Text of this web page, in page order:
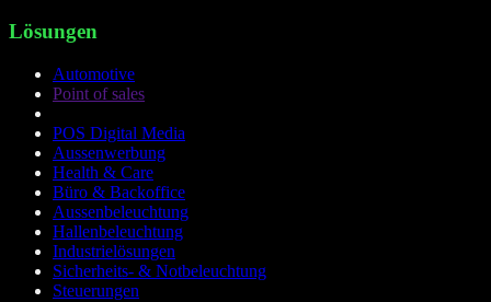
Lösungen
Automotive
Point of sales
POS Digital Media
Aussenwerbung
Health & Care
Büro & Backoffice
Aussenbeleuchtung
Hallenbeleuchtung
Industrielösungen
Sicherheits- & Notbeleuchtung
Steuerungen